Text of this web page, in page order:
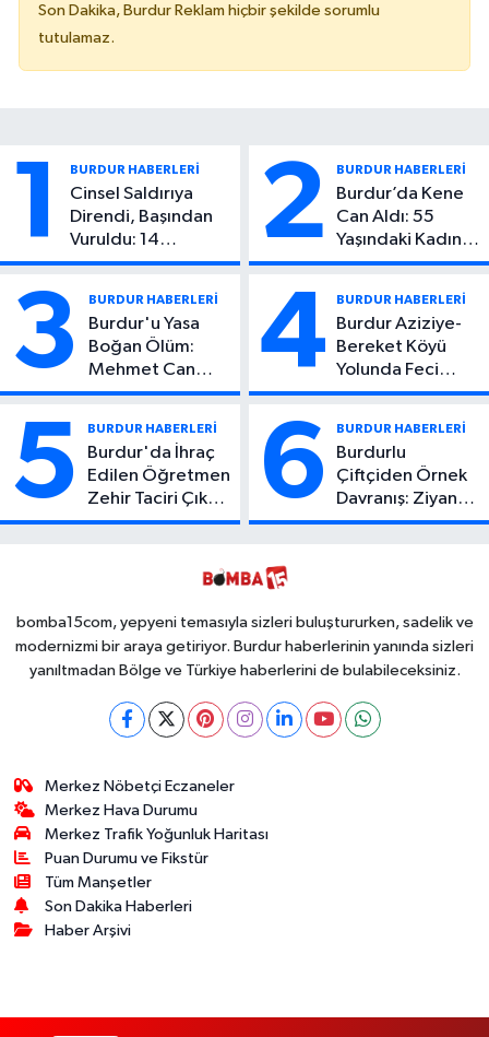
Son Dakika, Burdur Reklam hiçbir şekilde sorumlu
tutulamaz.
1 BURDUR HABERLERİ
Cinsel Saldırıya
Direndi, Başından
Vuruldu: 14
Yaşındaki Çocuktan
2 BURDUR HABERLERİ
Burdur’da Kene
Can Aldı: 55
Yaşındaki Kadın
Hayatını Kaybetti
3 BURDUR HABERLERİ
Burdur'u Yasa
Boğan Ölüm:
Mehmet Can
Atıcı Genç Yaşta
4 BURDUR HABERLERİ
Burdur Aziziye-
Bereket Köyü
Yolunda Feci
Kaza: 1 Ölü, 2
5 BURDUR HABERLERİ
Burdur'da İhraç
Edilen Öğretmen
Zehir Taciri Çıktı:
Binlerce
6 BURDUR HABERLERİ
Burdurlu
Çiftçiden Örnek
Davranış: Ziyan
Olmasın Diye
Toplayabilecek
bomba15com, yepyeni temasıyla sizleri buluştururken, sadelik ve
modernizmi bir araya getiriyor. Burdur haberlerinin yanında sizleri
yanıltmadan Bölge ve Türkiye haberlerini de bulabileceksiniz.
Merkez Nöbetçi Eczaneler
Merkez Hava Durumu
Merkez Trafik Yoğunluk Haritası
Puan Durumu ve Fikstür
Tüm Manşetler
Son Dakika Haberleri
Haber Arşivi